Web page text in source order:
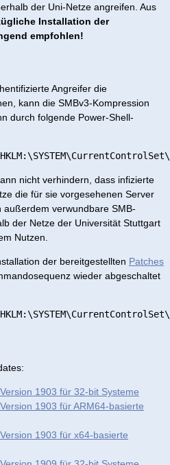
der Uni-Netze angreifen. Aus
Installation der
empfohlen!
Angreifer die
kann die SMBv3-Kompression
durch folgende Power-Shell-
nicht verhindern, dass infizierte
die für sie vorgesehenen Server
verwundbare SMB-
der Netze der Universität Stuttgart
Nutzen.
der bereitgestellten Patches
wieder abgeschaltet
1903 für 32-bit Systeme
1903 für ARM64-basierte
1903 für x64-basierte